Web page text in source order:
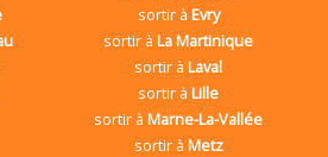
sortir à Evry
sortir àLa Martinique
sortir àLaval
sortir àLille
sortir àMarne-La-Vallée
sortir à Metz